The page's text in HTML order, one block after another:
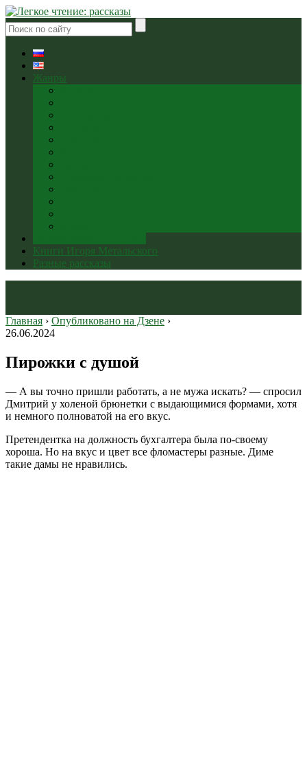
Жанры
Книги Игоря Метальского
Разные рассказы
Главная › Опубликовано на Дзене ›
26.06.2024
Пирожки с душой
— А вы точно пришли работать, а не мужа искать? — спросил
Дмитрий у холеной брюнетки с выдающимися формами, хотя
и немного полноватой на его вкус.
Претендентка на должность бухгалтера была по-своему
хороша. Но на вкус и цвет все фломастеры разные. Диме
такие дамы не нравились.